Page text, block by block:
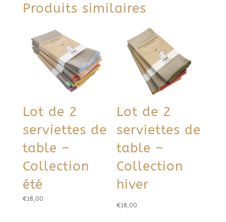
de
Collection
Produits similaires
Lot de 2
serviettes de
table –
Collection
été
€18,00
Lot de 2
serviettes de
table –
Collection
hiver
€18,00